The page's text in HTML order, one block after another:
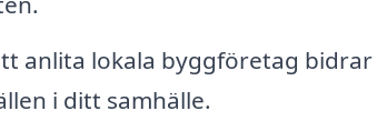
anlita lokala byggföretag
i ditt samhälle.